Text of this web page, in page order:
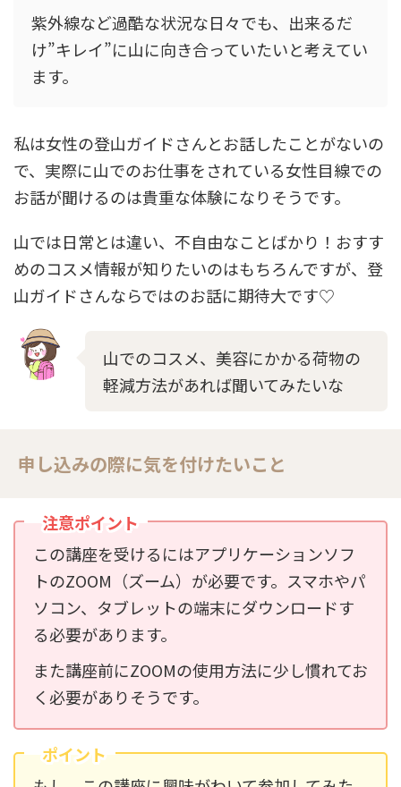
紫外線など過酷な状況な日々でも、出来るだ
け”キレイ”に山に向き合っていたいと考えてい
ます。
私は女性の登山ガイドさんとお話したことがないの
で、実際に山でのお仕事をされている女性目線での
お話が聞けるのは貴重な体験になりそうです。
山では日常とは違い、不自由なことばかり！おすす
めのコスメ情報が知りたいのはもちろんですが、登
山ガイドさんならではのお話に期待大です♡
山でのコスメ、美容にかかる荷物の
軽減方法があれば聞いてみたいな
申し込みの際に気を付けたいこと
注意ポイント
この講座を受けるにはアプリケーションソフ
トのZOOM（ズーム）が必要です。スマホやパ
ソコン、タブレットの端末にダウンロードす
る必要があります。
また講座前にZOOMの使用方法に少し慣れてお
く必要がありそうです。
ポイント